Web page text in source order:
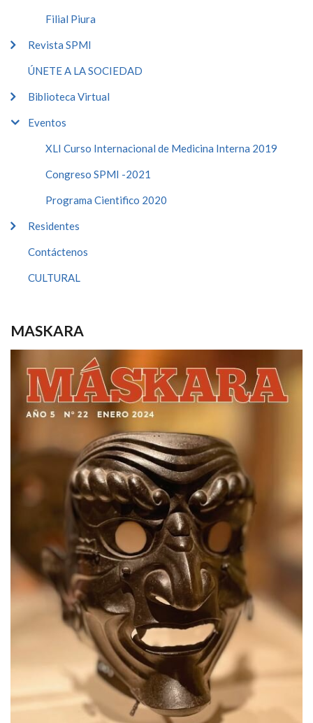
Filial Piura
Revista SPMI
ÚNETE A LA SOCIEDAD
Biblioteca Virtual
Eventos
XLI Curso Internacional de Medicina Interna 2019
Congreso SPMI -2021
Programa Cientifico 2020
Residentes
Contáctenos
CULTURAL
MASKARA